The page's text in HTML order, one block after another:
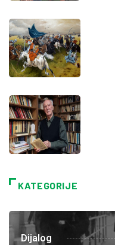
KATEGORIJE
Dijalog